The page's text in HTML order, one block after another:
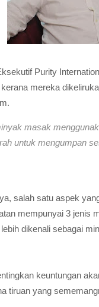
Purity
mereka
masak
untuk mengumpan
salah satu aspek
mempunyai 3 jenis
dikenali sebagai
keuntungan
tiruan yang